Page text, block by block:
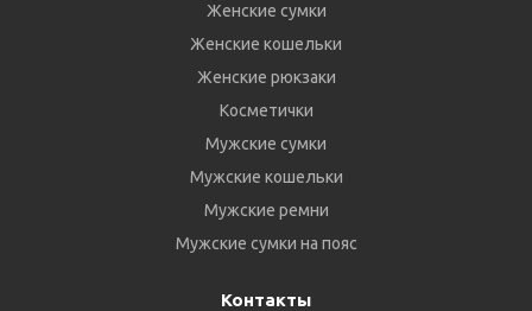
Женские сумки
Женские кошельки
Женские рюкзаки
Косметички
Мужские сумки
Мужские кошельки
Мужские ремни
Мужские сумки на пояс
Контакты